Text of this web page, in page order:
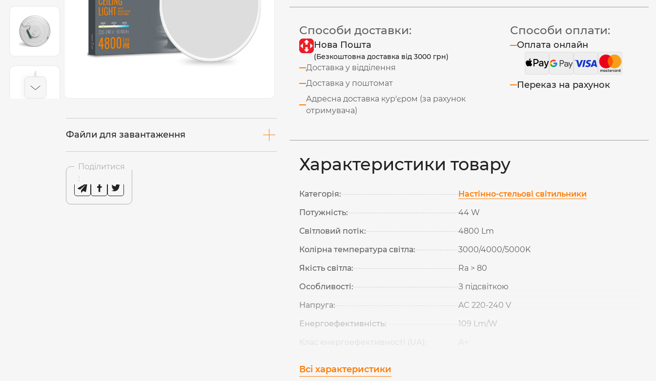
Файли для завантаження
Поділитися
:
Способи доставки:
Нова Пошта
(Безкоштовна доставка від 3000 грн)
Доставка у відділення
Доставка у поштомат
Адресна доставка кур'єром (за рахунок
отримувача)
Способи оплати:
Оплата онлайн
Переказ на рахунок
Характеристики товару
Категорія:
Настінно-стельові світильники
Потужність:
44 W
Світловий потік:
4800 Lm
Колірна температура світла:
3000/4000/5000K
Якість світла:
Ra > 80
Особливості:
З підсвіткою
Напруга:
AC 220-240 V
Енергоефективність:
109 Lm/W
Всі характеристики